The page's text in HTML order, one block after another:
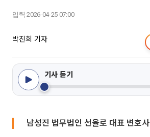
입력 2026-04-25 07:00
박진희 기자
기사 듣기
남성진 법무법인 선율로 대표 변호사